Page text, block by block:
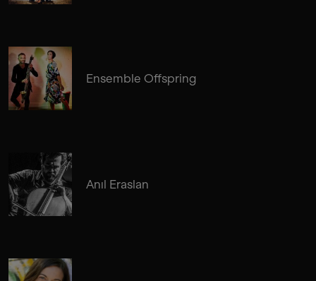
Ensemble Offspring
Anıl Eraslan